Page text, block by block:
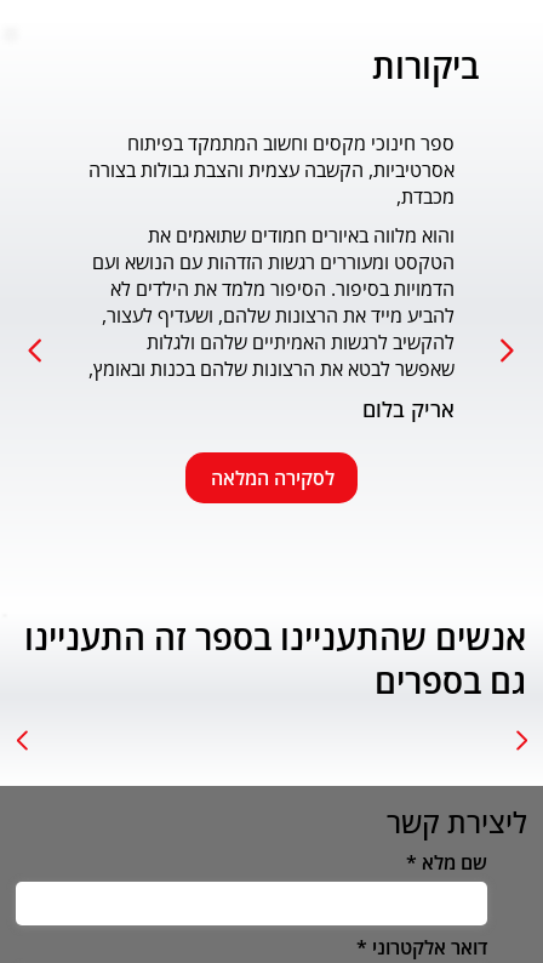
ביקורות
ספר חינוכי מקסים וחשוב המתמקד בפיתוח
אסרטיביות, הקשבה עצמית והצבת גבולות בצורה
מכבדת,
והוא מלווה באיורים חמודים שתואמים את
הדמויות בסיפור. הסיפור מלמד את הילדים לא
להקשיב לרגשות האמיתיים שלהם ולגלות
ורגשית בגובה העיניים של הילדים. מומלץ בחום.
אריק בלום
לסקירה המלאה
אנשים שהתעניינו בספר זה התעניינו
גם בספרים
ליצירת קשר
שם מלא
דואר אלקטרוני